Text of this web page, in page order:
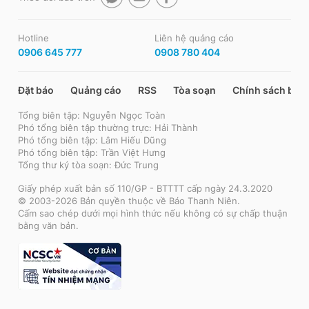
Hotline
0906 645 777
Liên hệ quảng cáo
0908 780 404
Đặt báo Quảng cáo RSS Tòa soạn Chính sách bảo
Tổng biên tập: Nguyễn Ngọc Toàn
Phó tổng biên tập thường trực: Hải Thành
Phó tổng biên tập: Lâm Hiếu Dũng
Phó tổng biên tập: Trần Việt Hưng
Tổng thư ký tòa soạn: Đức Trung
Giấy phép xuất bản số 110/GP - BTTTT cấp ngày 24.3.2020
© 2003-2026 Bản quyền thuộc về Báo Thanh Niên.
Cấm sao chép dưới mọi hình thức nếu không có sự chấp thuận
bằng văn bản.